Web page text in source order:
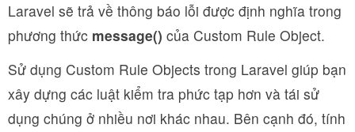
Laravel sẽ trả về thông báo lỗi được định nghĩa trong
phương thức message() của Custom Rule Object.
Sử dụng Custom Rule Objects trong Laravel giúp bạn
xây dựng các luật kiểm tra phức tạp hơn và tái sử
dụng chúng ở nhiều nơi khác nhau. Bên cạnh đó, tính